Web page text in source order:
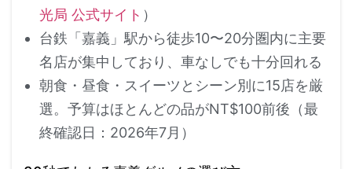
光局 公式サイト ）
台鉄「嘉義」駅から徒歩10〜20分圏内に主要
名店が集中しており、車なしでも十分回れる
朝食・昼食・スイーツとシーン別に15店を厳
選。予算はほとんどの品がNT$100前後（最
終確認日：2026年7月）